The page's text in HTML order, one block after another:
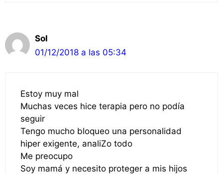
Sol
01/12/2018 a las 05:34
Estoy muy mal
Muchas veces hice terapia pero no podía
seguir
Tengo mucho bloqueo una personalidad
hiper exigente, analiZo todo
Me preocupo
Soy mamá y necesito proteger a mis hijos